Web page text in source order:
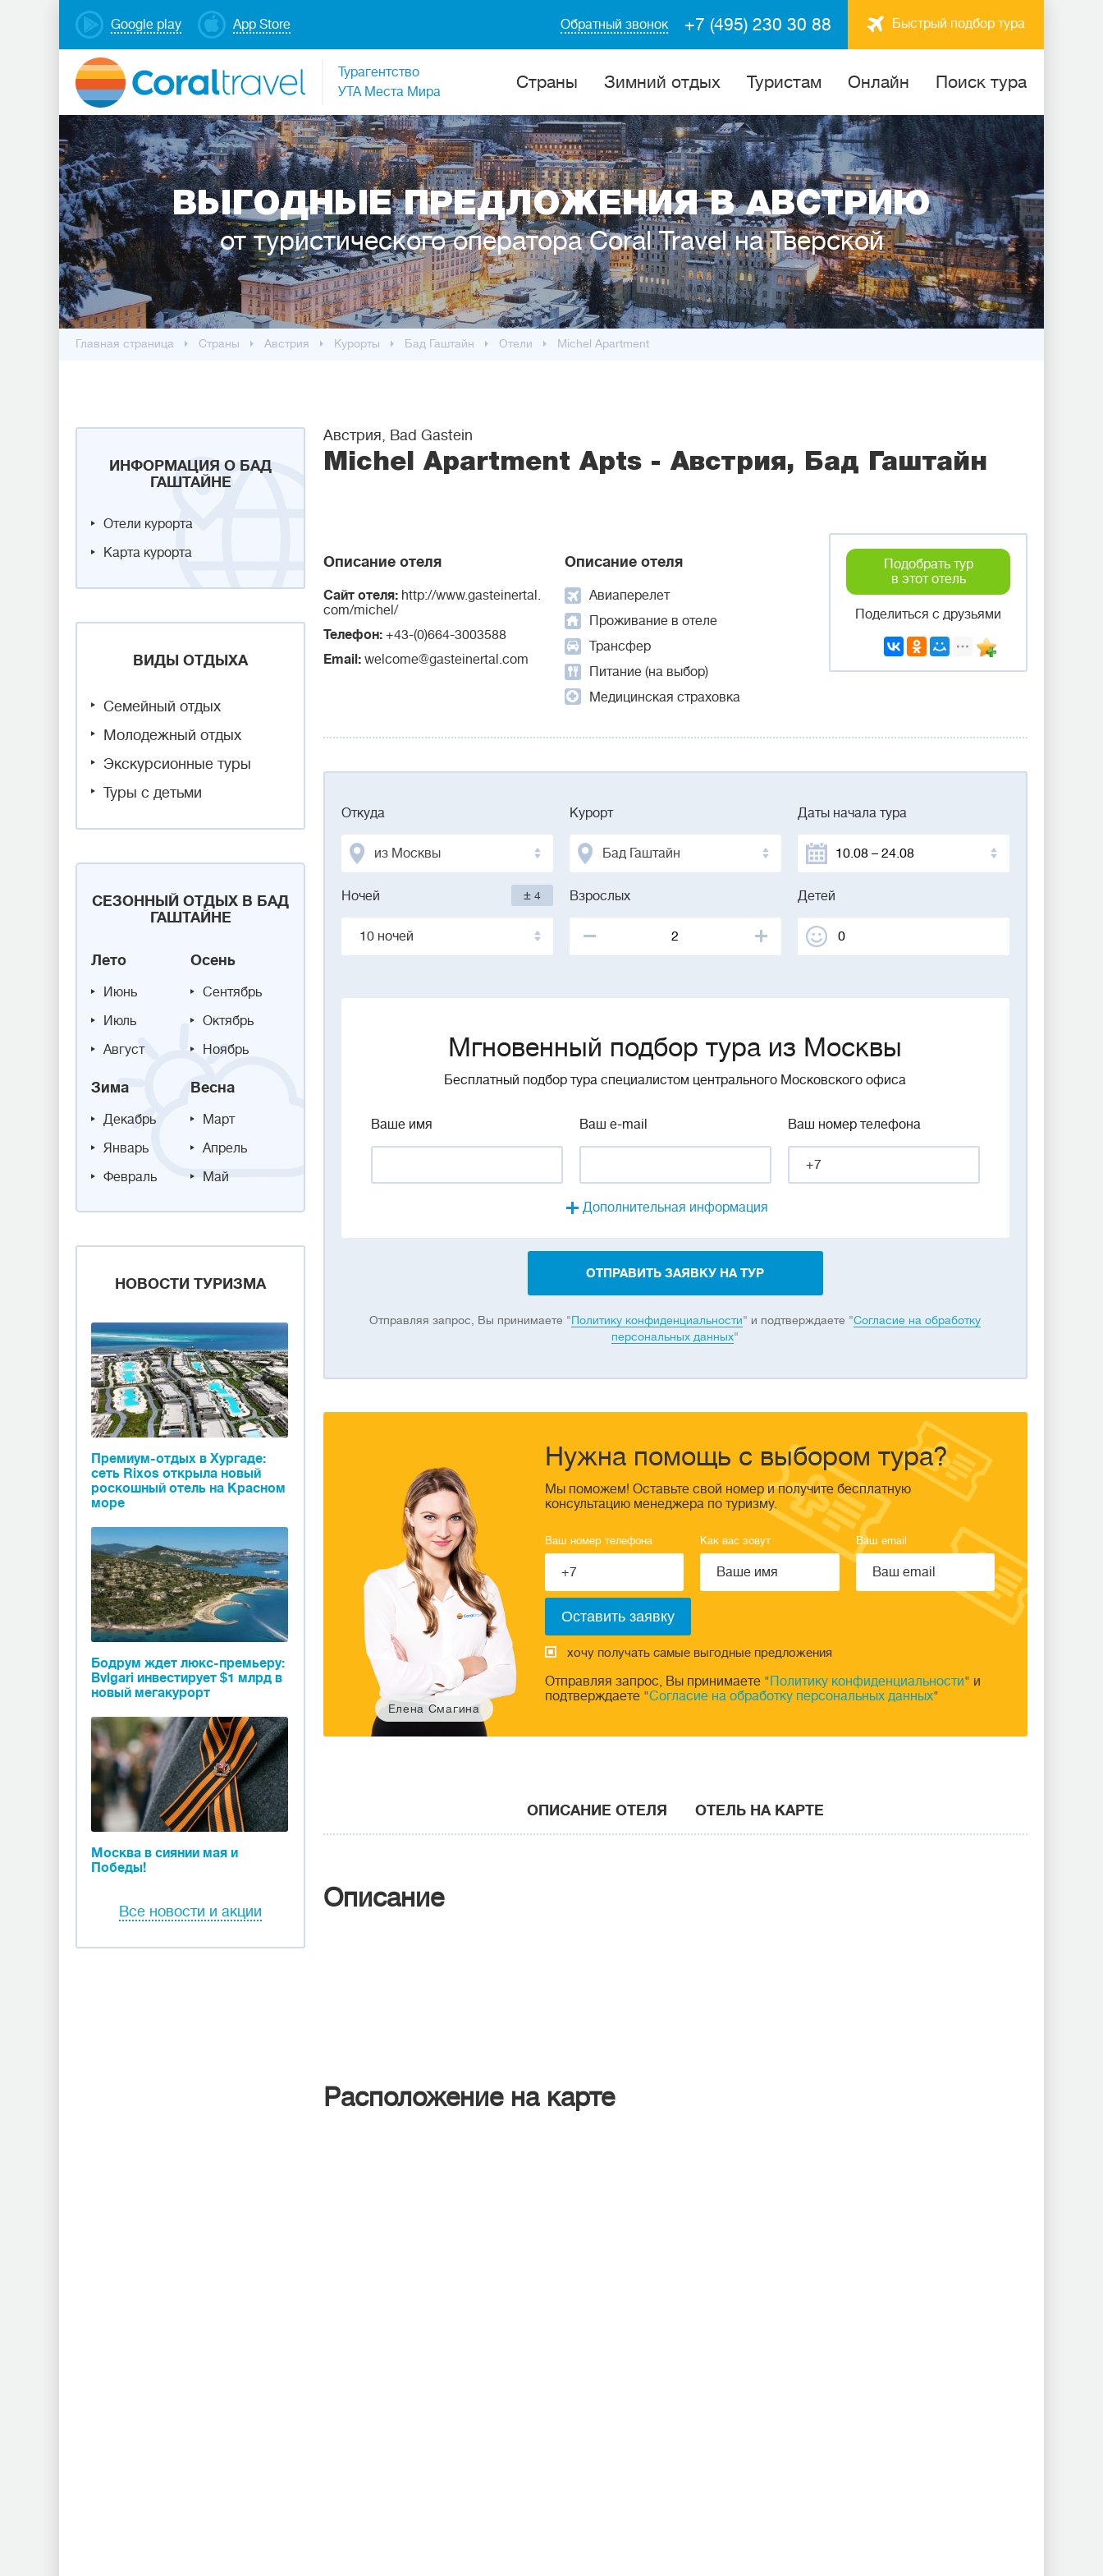
Google play App Store Быстрый подбор тура
+7 (495) 230 30 88
Обратный звонок
Турагентство
УТА Места Мира
Cтраны Зимний отдых Туристам Онлайн Поиск тура
ВЫГОДНЫЕ ПРЕДЛОЖЕНИЯ В АВСТРИЮ
от туристического оператора Coral Travel на Тверской
Главная страница Cтраны Австрия Курорты Бад Гаштайн Отели Michel Apartment
ИНФОРМАЦИЯ О БАД
ГАШТАЙНЕ
Отели курорта
Карта курорта
ВИДЫ ОТДЫХА
Семейный отдых
Молодежный отдых
Экскурсионные туры
Туры с детьми
СЕЗОННЫЙ ОТДЫХ В БАД
ГАШТАЙНЕ
Лето
Июнь
Июль
Август
Осень
Сентябрь
Октябрь
Ноябрь
Зима
Декабрь
Январь
Февраль
Весна
Март
Апрель
Май
НОВОСТИ ТУРИЗМА
Премиум-отдых в Хургаде:
сеть Rixos открыла новый
роскошный отель на Красном
море
Бодрум ждет люкс-премьеру:
Bvlgari инвестирует $1 млрд в
новый мегакурорт
Москва в сиянии мая и
Победы!
Все новости и акции
Австрия, Bad Gastein
Michel Apartment Apts - Австрия, Бад Гаштайн
Описание отеля
Сайт отеля: http://www.gasteinertal.
com/michel/
Телефон: +43-(0)664-3003588
Email: welcome@gasteinertal.com
Описание отеля
Авиаперелет
Проживание в отеле
Трансфер
Питание (на выбор)
Медицинская страховка
Подобрать тур
в этот отель
Поделиться с друзьями
Откуда
из Москвы
Курорт
Бад Гаштайн
Даты начала тура
Ночей ±4
10 ночей
Взрослых Детей
Мгновенный подбор тура из Москвы
Бесплатный подбор тура специалистом центрального Московского офиса
Ваше имя Ваш e-mail Ваш номер телефона
Дополнительная информация
ОТПРАВИТЬ ЗАЯВКУ НА ТУР
Отправляя запрос, Вы принимаете "Политику конфиденциальности" и подтверждаете "Согласие на обработку
персональных данных"
Елена Смагина
Нужна помощь с выбором тура?
Мы поможем! Оставьте свой номер и получите бесплатную
консультацию менеджера по туризму.
Ваш номер телефона Как вас зовут Ваш email
хочу получать самые выгодные предложения
Отправляя запрос, Вы принимаете "Политику конфиденциальности" и
подтверждаете "Согласие на обработку персональных данных"
ОПИСАНИЕ ОТЕЛЯ ОТЕЛЬ НА КАРТЕ
Описание
Расположение на карте